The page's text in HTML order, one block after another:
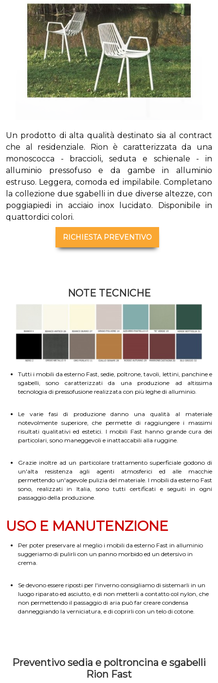
Un prodotto di alta qualità destinato sia al contract
che al residenziale. Rion è caratterizzata da una
monoscocca - braccioli, seduta e schienale - in
alluminio pressofuso e da gambe in alluminio
estruso. Leggera, comoda ed impilabile. Completano
la collezione due sgabelli in due diverse altezze, con
poggiapiedi in acciaio inox lucidato. Disponibile in
quattordici colori.
RICHIESTA PREVENTIVO
NOTE TECNICHE
Tutti i mobili da esterno Fast, sedie, poltrone, tavoli, lettini, panchine e
sgabelli, sono caratterizzati da una produzione ad altissima
tecnologia di pressofusione realizzata con più leghe di alluminio.
Le varie fasi di produzione danno una qualità al materiale
notevolmente superiore, che permette di raggiungere i massimi
risultati qualitativi ed estetici. I mobili Fast hanno grande cura dei
particolari, sono maneggevoli e inattaccabili alla ruggine.
Grazie inoltre ad un particolare trattamento superficiale godono di
un'alta resistenza agli agenti atmosferici ed alle macchie
permettendo un'agevole pulizia del materiale. I mobili da esterno Fast
sono, realizzati in Italia, sono tutti certificati e seguiti in ogni
passaggio della produzione.
USO E MANUTENZIONE
Per poter preservare al meglio i mobili da esterno Fast in alluminio
suggeriamo di pulirli con un panno morbido ed un detersivo in
crema.
Se devono essere riposti per l'inverno consigliamo di sistemarli in un
luogo riparato ed asciutto, e di non metterli a contatto col nylon, che
non permettendo il passaggio di aria può far creare condensa
danneggiando la verniciatura, e di coprirli con un telo di cotone.
Preventivo sedia e poltroncina e sgabelli
Rion Fast